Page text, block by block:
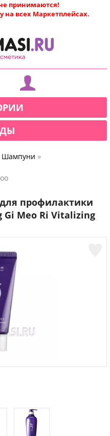
|
принимаются!
всех Маркетплейсах.
Шампуни »
профилактики
Gi Meo Ri Vitalizing